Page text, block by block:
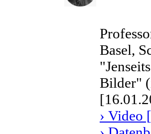
Basel,
Bilder"
› Video